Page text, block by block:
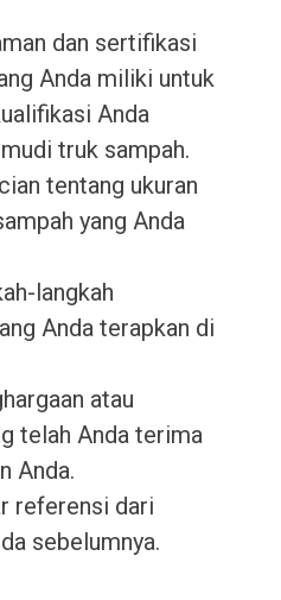
dan sertifikasi
Anda miliki untuk
Anda
truk sampah.
tentang ukuran
yang Anda
langkah
Anda terapkan di
atau
telah Anda terima
Anda.
referensi dari
sebelumnya.